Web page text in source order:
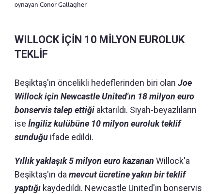
oynayan Conor Gallagher
WILLOCK İÇİN 10 MİLYON EUROLUK
TEKLİF
Beşiktaş'ın öncelikli hedeflerinden biri olan Joe
Willock için Newcastle United'ın 18 milyon euro
bonservis talep ettiği aktarıldı. Siyah-beyazlıların
ise İngiliz kulübüne 10 milyon euroluk teklif
sunduğu ifade edildi.
Yıllık yaklaşık 5 milyon euro kazanan Willock'a
Beşiktaş'ın damevcut ücretine yakın bir teklif
yaptığı kaydedildi. Newcastle United'ın bonservis